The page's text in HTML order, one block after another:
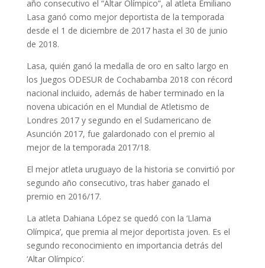
año consecutivo el “Altar Olímpico”, al atleta Emiliano
Lasa ganó como mejor deportista de la temporada
desde el 1 de diciembre de 2017 hasta el 30 de junio
de 2018.
Lasa, quién ganó la medalla de oro en salto largo en
los Juegos ODESUR de Cochabamba 2018 con récord
nacional incluido, además de haber terminado en la
novena ubicación en el Mundial de Atletismo de
Londres 2017 y segundo en el Sudamericano de
Asunción 2017, fue galardonado con el premio al
mejor de la temporada 2017/18.
El mejor atleta uruguayo de la historia se convirtió por
segundo año consecutivo, tras haber ganado el
premio en 2016/17.
La atleta Dahiana López se quedó con la ‘Llama
Olímpica’, que premia al mejor deportista joven. Es el
segundo reconocimiento en importancia detrás del
‘Altar Olímpico’.